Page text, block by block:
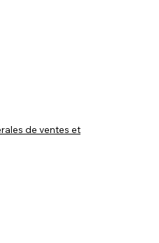
de ventes et